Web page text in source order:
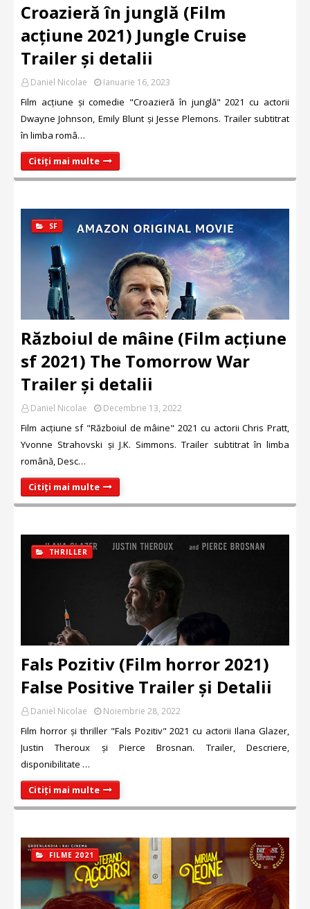
Croazieră în junglă (Film
acțiune 2021) Jungle Cruise
Trailer și detalii
Daniel Nicolae Ianuarie 16, 2023
Film acțiune și comedie "Croazieră în junglă" 2021 cu actorii
Dwayne Johnson, Emily Blunt și Jesse Plemons. Trailer subtitrat
în limba româ…
Citiți mai multe
SF
Războiul de mâine (Film acțiune
sf 2021) The Tomorrow War
Trailer și detalii
Daniel Nicolae Decembrie 13, 2022
Film acțiune sf "Războiul de mâine" 2021 cu actorii Chris Pratt,
Yvonne Strahovski și J.K. Simmons. Trailer subtitrat în limba
română, Desc…
Citiți mai multe
THRILLER
Fals Pozitiv (Film horror 2021)
False Positive Trailer și Detalii
Daniel Nicolae Noiembrie 28, 2022
Film horror și thriller "Fals Pozitiv" 2021 cu actorii Ilana Glazer,
Justin Theroux și Pierce Brosnan. Trailer, Descriere,
disponibilitate …
Citiți mai multe
FILME 2021